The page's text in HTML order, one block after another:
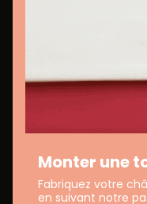
Monter une
Fabriquez votre
en suivant notre